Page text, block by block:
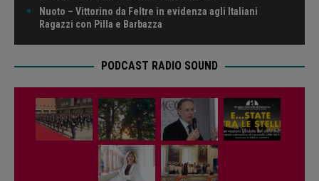
Nuoto – Vittorino da Feltre in evidenza agli Italiani
Ragazzi con Pilla e Barbazza
PODCAST RADIO SOUND